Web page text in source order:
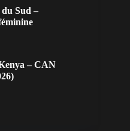
Sud –
– CAN